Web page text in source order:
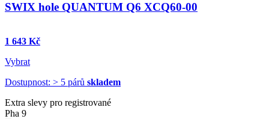
SWIX hole QUANTUM Q6 XCQ60-00
1 643 Kč
Vybrat
Dostupnost: > 5 párů skladem
Extra slevy pro registrované
Pha 9